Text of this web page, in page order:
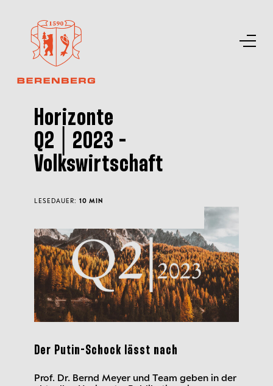
Der Putin-Schock lässt nach
Prof. Dr. Bernd Meyer und Team geben in der
Horizonte
Q2│2023 -
Volkswirtschaft
LESEDAUER: 10 MIN